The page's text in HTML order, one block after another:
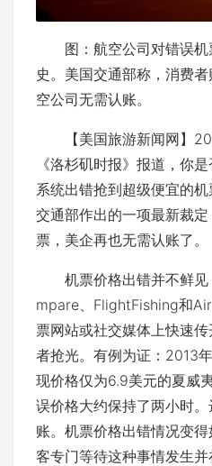
图：航空公司对错误机
史。美国交通部称，消费
空公司无需认账。
【美国旅游新闻网】
《洛杉矶时报》报道，你
系统出错抢到超级便宜的
交通部作出的一项最新裁
票，美企再也无需认账了。
机票价格出错并不鲜见
mpare、FlightFishing和
票网站或社交媒体上快速
者抢光。有例为证：2013
现价格仅为6.9美元的夏威
误价格大约保持了两小时
账。机票价格出错情况变
客专门等待这种事情发生并